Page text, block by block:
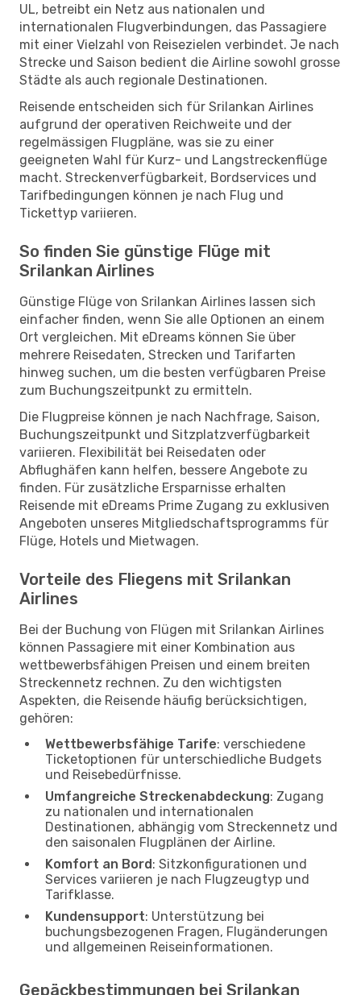
UL, betreibt ein Netz aus nationalen und
internationalen Flugverbindungen, das Passagiere
mit einer Vielzahl von Reisezielen verbindet. Je nach
Strecke und Saison bedient die Airline sowohl grosse
Städte als auch regionale Destinationen.
Reisende entscheiden sich für Srilankan Airlines
aufgrund der operativen Reichweite und der
regelmässigen Flugpläne, was sie zu einer
geeigneten Wahl für Kurz- und Langstreckenflüge
macht. Streckenverfügbarkeit, Bordservices und
Tarifbedingungen können je nach Flug und
Tickettyp variieren.
So finden Sie günstige Flüge mit
Srilankan Airlines
Günstige Flüge von Srilankan Airlines lassen sich
einfacher finden, wenn Sie alle Optionen an einem
Ort vergleichen. Mit eDreams können Sie über
mehrere Reisedaten, Strecken und Tarifarten
hinweg suchen, um die besten verfügbaren Preise
zum Buchungszeitpunkt zu ermitteln.
Die Flugpreise können je nach Nachfrage, Saison,
Buchungszeitpunkt und Sitzplatzverfügbarkeit
variieren. Flexibilität bei Reisedaten oder
Abflughäfen kann helfen, bessere Angebote zu
finden. Für zusätzliche Ersparnisse erhalten
Reisende mit eDreams Prime Zugang zu exklusiven
Angeboten unseres Mitgliedschaftsprogramms für
Flüge, Hotels und Mietwagen.
Vorteile des Fliegens mit Srilankan
Airlines
Bei der Buchung von Flügen mit Srilankan Airlines
können Passagiere mit einer Kombination aus
wettbewerbsfähigen Preisen und einem breiten
Streckennetz rechnen. Zu den wichtigsten
Aspekten, die Reisende häufig berücksichtigen,
gehören:
Wettbewerbsfähige Tarife: verschiedene
Ticketoptionen für unterschiedliche Budgets
und Reisebedürfnisse.
Umfangreiche Streckenabdeckung: Zugang
zu nationalen und internationalen
Destinationen, abhängig vom Streckennetz und
den saisonalen Flugplänen der Airline.
Komfort an Bord: Sitzkonfigurationen und
Services variieren je nach Flugzeugtyp und
Tarifklasse.
Kundensupport: Unterstützung bei
buchungsbezogenen Fragen, Flugänderungen
und allgemeinen Reiseinformationen.
Gepäckbestimmungen bei Srilankan